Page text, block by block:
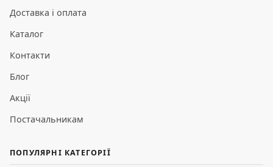
Доставка і оплата
Каталог
Контакти
Блог
Акції
Постачальникам
ПОПУЛЯРНІ КАТЕГОРІЇ